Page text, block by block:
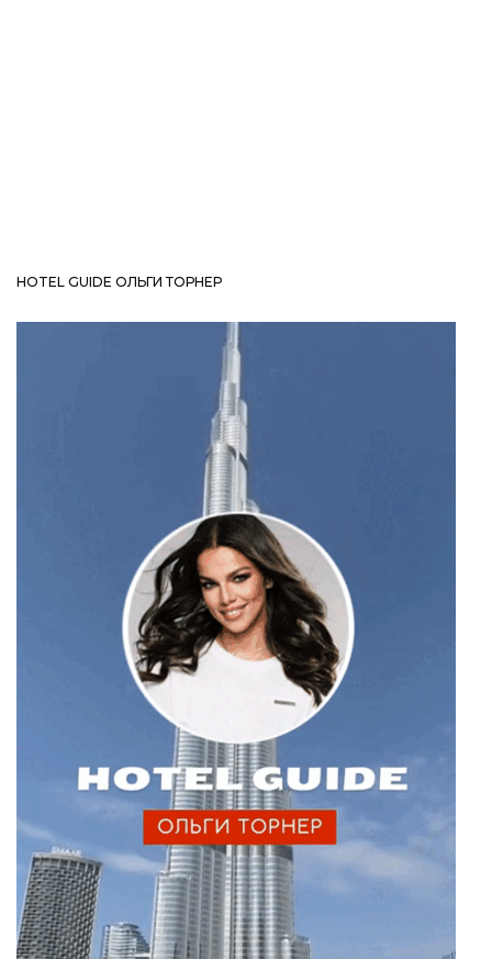
HOTEL GUIDE ОЛЬГИ ТОРНЕР